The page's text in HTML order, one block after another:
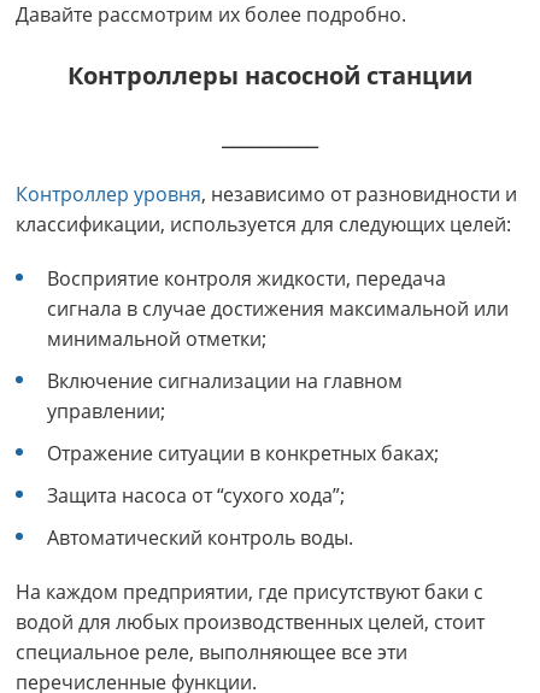
Давайте рассмотрим их более подробно.
Контроллеры насосной станции
Контроллер уровня, независимо от разновидности и
классификации, используется для следующих целей:
Восприятие контроля жидкости, передача
сигнала в случае достижения максимальной или
минимальной отметки;
Включение сигнализации на главном
управлении;
Отражение ситуации в конкретных баках;
Защита насоса от “сухого хода”;
Автоматический контроль воды.
На каждом предприятии, где присутствуют баки с
водой для любых производственных целей, стоит
специальное реле, выполняющее все эти
перечисленные функции.